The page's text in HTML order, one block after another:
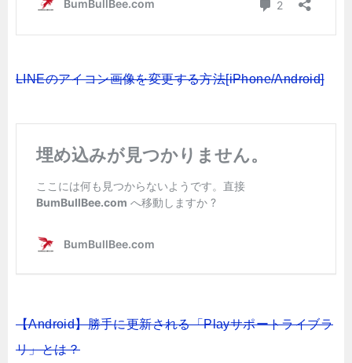
LINEのアイコン画像を変更する方法[iPhone/Android]
【Android】勝手に更新される「Playサポートライブラ
リ」とは？